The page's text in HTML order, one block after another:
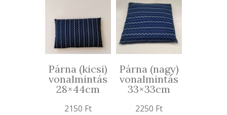
Párna (kicsi)
vonalmintás
28×44cm
2150 Ft
Párna (nagy)
vonalmintás
33×33cm
2250 Ft